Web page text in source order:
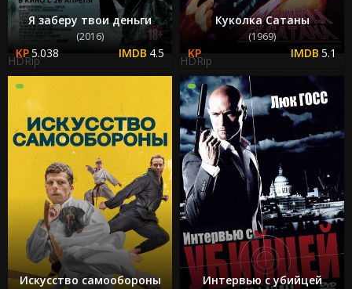
Я заберу твои деньги
(2016)
5.038 4.5
HDRip
Куколка Сатаны
(1969)
5.1
HDRip
Искусство самообороны Интервью с убийцей